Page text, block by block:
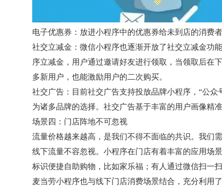
电子优惠券：放进小程序中的优惠券给未到店的消费
社交立减金：微信小程序也逐渐开放了社交立减金功
序立减金，用户通过邀请好友进行领取，当领取后在
多新用户，也能激励用户的二次购买。
社交广告：目前社交广告支持投放品牌小程序，“公众
为诸多品牌的选择。社交广告基于丰富的用户画像精
场景四：门店阵地不可忽视
流量价格越来越高，是我们不得不面临的共识。我们
线下流量不容忽视。小程序在门店有着丰富的应用场
标识便捷自助购物，比如家乐福；有人通过微信扫一
麦当劳小程序也与线下门店消费场景结合，充分利用